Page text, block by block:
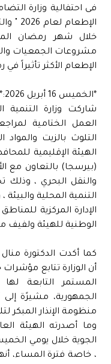
خلال شهر رمضان
مشروعات الجمعيات
الإطعام الأكثر تأثيراً
*الخميس 16 أبريل 2026:*
شاركت وزارة التنمية
العمل الختامية
التلوث بالزيت
الهيئة الإقليمية
(بيرسجا) بالتعاون مع
والنقل البحري ، وذلك
التنمية المحلية
الإدارة المركزية
الوطنية للهيئة
كما أكدت الدكتورة
أن الوزارة تتابع
المستمر التابعة
الجمهورية، مشيرًة إلى
منظومة الإنذار المبكر
وما أصدرته الهيئة
، خاصة فترة المساء،